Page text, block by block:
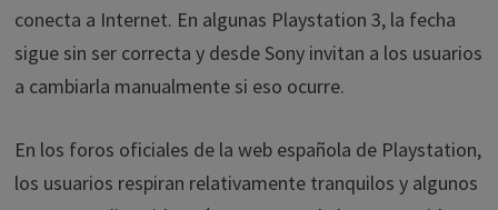
conecta a Internet. En algunas Playstation 3, la fecha
sigue sin ser correcta y desde Sony invitan a los usuarios
a cambiarla manualmente si eso ocurre.
En los foros oficiales de la web española de Playstation,
los usuarios respiran relativamente tranquilos y algunos